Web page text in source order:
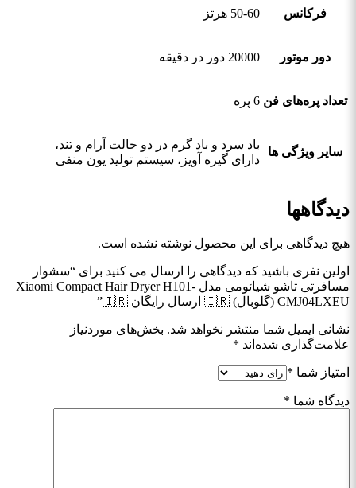
فرکانس 50-60 هرتز
دور موتور 20000 دور در دقیقه
تعداد پره‌های فن 6 پره
سایر ویژگی ها
باد سرد و باد گرم در دو حالت آرام و تند،
دارای گیره آویز، سیستم تولید یون منفی
دیدگاهها
هیچ دیدگاهی برای این محصول نوشته نشده است.
اولین نفری باشید که دیدگاهی را ارسال می کنید برای “سشوار
مسافرتی تاشو شیائومی مدل Xiaomi Compact Hair Dryer H101-
CMJ04LXEU (گلوبال) 🇮🇷 ارسال رایگان 🇮🇷”
نشانی ایمیل شما منتشر نخواهد شد. بخش‌های موردنیاز
علامت‌گذاری شده‌اند *
امتیاز شما *
دیدگاه شما *